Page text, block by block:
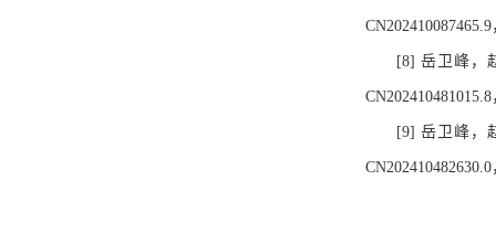
[8] 岳卫峰，
[9] 岳卫峰，